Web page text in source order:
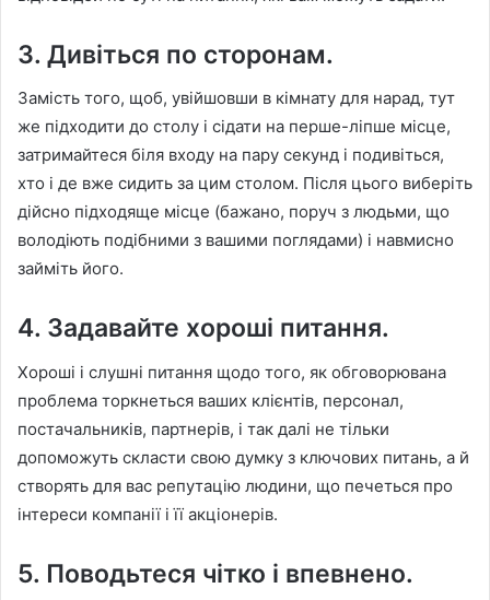
3. Дивіться по сторонам.
Замість того, щоб, увійшовши в кімнату для нарад, тут
же підходити до столу і сідати на перше-ліпше місце,
затримайтеся біля входу на пару секунд і подивіться,
хто і де вже сидить за цим столом. Після цього виберіть
дійсно підходяще місце (бажано, поруч з людьми, що
володіють подібними з вашими поглядами) і навмисно
займіть його.
4. Задавайте хороші питання.
Хороші і слушні питання щодо того, як обговорювана
проблема торкнеться ваших клієнтів, персонал,
постачальників, партнерів, і так далі не тільки
допоможуть скласти свою думку з ключових питань, а й
створять для вас репутацію людини, що печеться про
інтереси компанії і її акціонерів.
5. Поводьтеся чітко і впевнено.